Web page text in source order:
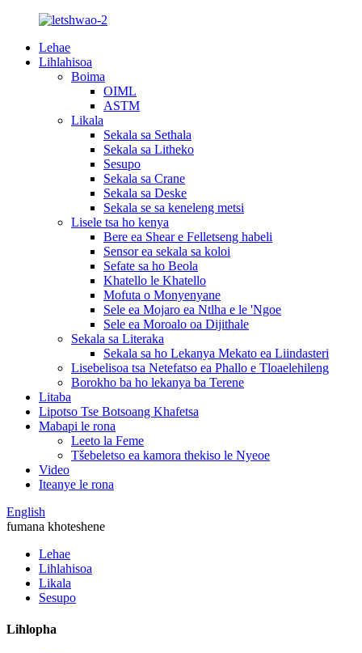
Lehae
Lihlahisoa
Boima
OIML
ASTM
Likala
Sekala sa Sethala
Sekala sa Litheko
Sesupo
Sekala sa Crane
Sekala sa Deske
Sekala se sa keneleng metsi
Lisele tsa ho kenya
Bere ea Shear e Felletseng habeli
Sensor ea sekala sa koloi
Sefate sa ho Beola
Khatello le Khatello
Mofuta o Monyenyane
Sele ea Mojaro ea Ntlha e le 'Ngoe
Sele ea Moroalo oa Dijithale
Sekala sa Literaka
Sekala sa ho Lekanya Mekato ea Liindasteri
Lisebelisoa tsa Netefatso ea Phallo e Tloaelehileng
Borokho ba ho lekanya ba Terene
Litaba
Lipotso Tse Botsoang Khafetsa
Mabapi le rona
Leeto la Feme
Tšebeletso ea kamora thekiso le Nyeoe
Video
Iteanye le rona
English
fumana khoteshene
Lehae
Lihlahisoa
Likala
Sesupo
Lihlopha